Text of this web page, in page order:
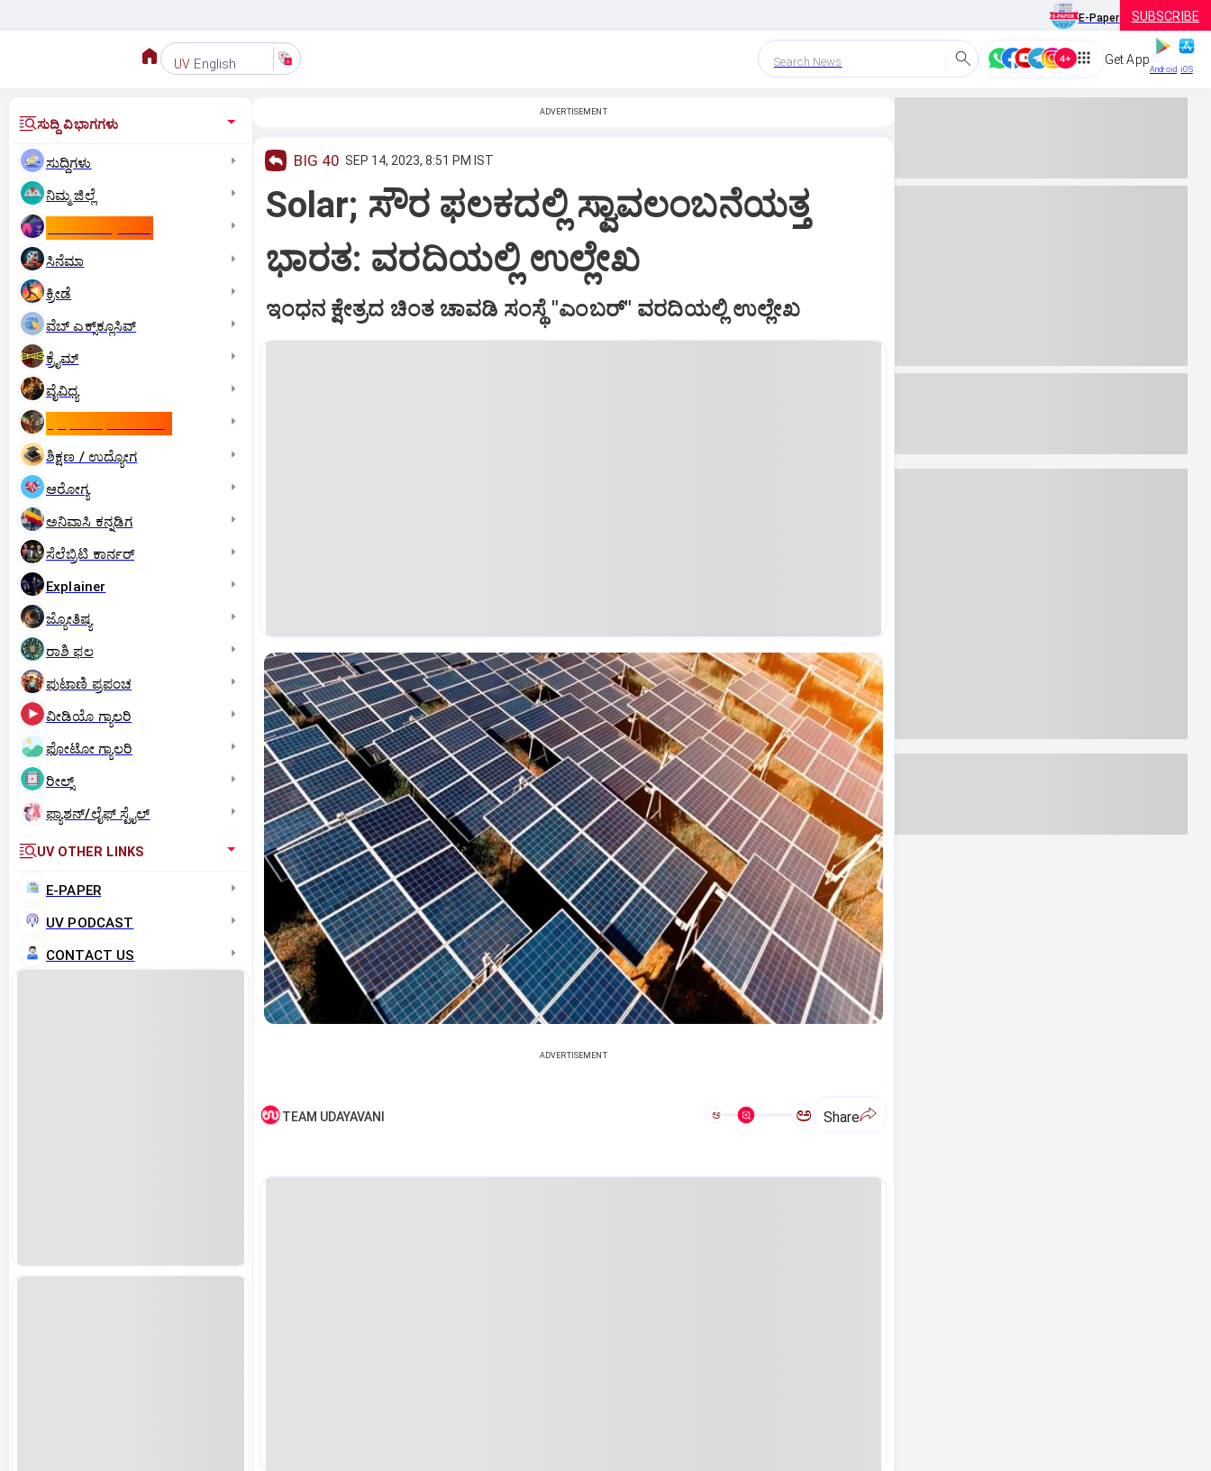
E-Paper SUBSCRIBE
UV English Search News Get App
Android iOS
ಸುದ್ದಿ ವಿಭಾಗಗಳು
ಸುದ್ದಿಗಳು
ನಿಮ್ಮ ಜಿಲ್ಲೆ
ಸಿನೆಮಾ
ಕ್ರೀಡೆ
ವೆಬ್ ಎಕ್ಸ್‌ಕ್ಲೂಸಿವ್
ಕ್ರೈಮ್
ವೈವಿಧ್ಯ
ಶಿಕ್ಷಣ / ಉದ್ಯೋಗ
ಆರೋಗ್ಯ
ಅನಿವಾಸಿ ಕನ್ನಡಿಗ
ಸೆಲೆಬ್ರಿಟಿ ಕಾರ್ನರ್‌
Explainer
ಜ್ಯೋತಿಷ್ಯ
ರಾಶಿ ಫಲ
ಪುಟಾಣಿ ಪ್ರಪಂಚ
ವೀಡಿಯೊ ಗ್ಯಾಲರಿ
ಫೋಟೋ ಗ್ಯಾಲರಿ
ರೀಲ್ಸ್
ಫ್ಯಾಶನ್/ಲೈಫ್‌ ಸ್ಟೈಲ್
UV OTHER LINKS
E-PAPER
UV PODCAST
CONTACT US
ADVERTISEMENT
BIG 40 SEP 14, 2023, 8:51 PM IST
Solar; ಸೌರ ಫ‌ಲಕದಲ್ಲಿ ಸ್ವಾವಲಂಬನೆಯತ್ತ
ಭಾರತ: ವರದಿಯಲ್ಲಿ ಉಲ್ಲೇಖ
ಇಂಧನ ಕ್ಷೇತ್ರದ ಚಿಂತ ಚಾವಡಿ ಸಂಸ್ಥೆ "ಎಂಬರ್‌" ವರದಿಯಲ್ಲಿ ಉಲ್ಲೇಖ
ADVERTISEMENT
TEAM UDAYAVANI ಅ ಅ Share